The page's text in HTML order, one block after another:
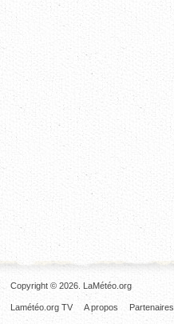
Copyright © 2026. LaMétéo.org
Partenaires
A propos
Lamétéo.org TV